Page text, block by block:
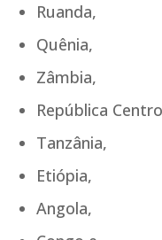
Ruanda,
Quênia,
Zâmbia,
República
Tanzânia,
Etiópia,
Angola,